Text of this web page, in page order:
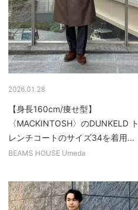
2026.01.28
【身長160cm/痩せ型】
〈MACKINTOSH〉のDUNKELD ト
レンチコートのサイズ34を着用...
BEAMS HOUSE Umeda